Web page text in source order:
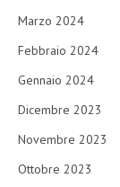
Marzo 2024
Febbraio 2024
Gennaio 2024
Dicembre 2023
Novembre 2023
Ottobre 2023